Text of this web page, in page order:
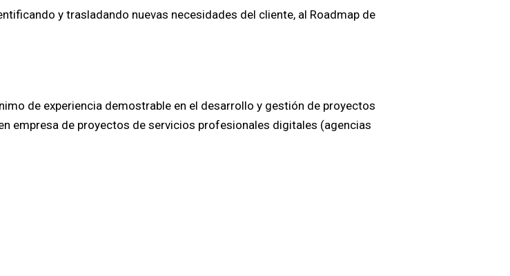
y trasladando nuevas necesidades del cliente, al Roadmap de
de experiencia demostrable en el desarrollo y gestión de proyectos
empresa de proyectos de servicios profesionales digitales (agencias